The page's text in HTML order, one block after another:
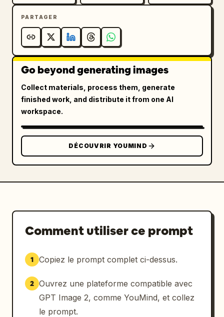
PARTAGER
Go beyond generating images
Collect materials, process them, generate
finished work, and distribute it from one AI
workspace.
DÉCOUVRIR YOUMIND
Comment utiliser ce prompt
1 Copiez le prompt complet ci-dessus.
2 Ouvrez une plateforme compatible avec
GPT Image 2, comme YouMind, et collez
le prompt.